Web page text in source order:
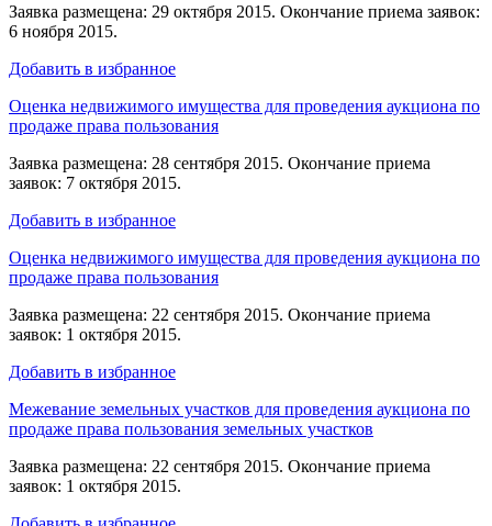
Заявка размещена: 29 октября 2015. Окончание приема заявок:
6 ноября 2015.
Добавить в избранное
Оценка недвижимого имущества для проведения аукциона по
продаже права пользования
Заявка размещена: 28 сентября 2015. Окончание приема
заявок: 7 октября 2015.
Добавить в избранное
Оценка недвижимого имущества для проведения аукциона по
продаже права пользования
Заявка размещена: 22 сентября 2015. Окончание приема
заявок: 1 октября 2015.
Добавить в избранное
Межевание земельных участков для проведения аукциона по
продаже права пользования земельных участков
Заявка размещена: 22 сентября 2015. Окончание приема
заявок: 1 октября 2015.